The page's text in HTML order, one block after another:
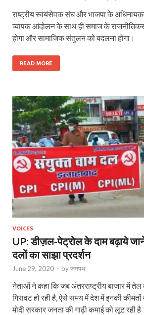
राष्ट्रीय स्वयंसेवक संघ और भाजपा के
व्यापक आंदोलन के साथ ही समाज के
होगा और सामाजिक संतुलन को बदलना होगा।
READ MORE
VOICES
UP: डीज़ल-पेट्रोल के दाम बढ़ाये
दलों का साझा प्रदर्शन
June 29, 2020 - byजनपथ
नेताओं ने कहा कि जब अंतरराष्ट्रीय बाजार में तेल
गिरावट हो रही है, ऐसे समय में देश में इनकी कीमतों
मोदी सरकार जनता की गाढ़ी कमाई को लूट रही